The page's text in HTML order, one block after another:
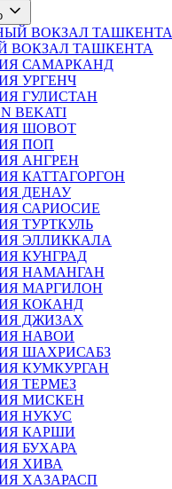
ВОКЗАЛ ТАШКЕНТА
ВОКЗАЛ ТАШКЕНТА
САМАРКАНД
УРГЕНЧ
ГУЛИСТАН
BEKATI
ШОВОТ
ПОП
АНГРЕН
КАТТАГОРГОН
ДЕНАУ
САРИОСИЕ
ТУРТКУЛЬ
ЭЛЛИККАЛА
КУНГРАД
НАМАНГАН
МАРГИЛОН
КОКАНД
ДЖИЗАХ
НАВОИ
ШАХРИСАБЗ
КУМКУРГАН
ТЕРМЕЗ
МИСКЕН
НУКУС
КАРШИ
БУХАРА
ХИВА
ХАЗАРАСП